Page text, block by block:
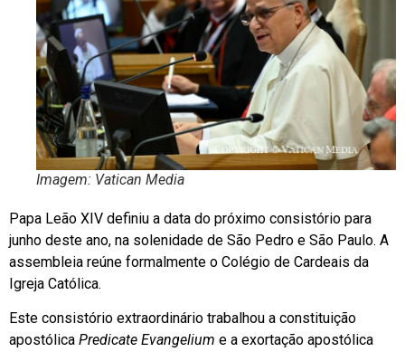
Imagem: Vatican Media
Papa Leão XIV definiu a data do próximo consistório para
junho deste ano, na solenidade de São Pedro e São Paulo. A
assembleia reúne formalmente o Colégio de Cardeais da
Igreja Católica.
Este consistório extraordinário trabalhou a constituição
apostólica Predicate Evangelium e a exortação apostólica